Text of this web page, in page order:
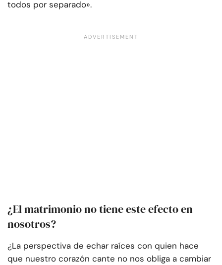
todos por separado».
¿El matrimonio no tiene este efecto en
nosotros?
¿La perspectiva de echar raíces con quien hace
que nuestro corazón cante no nos obliga a cambiar